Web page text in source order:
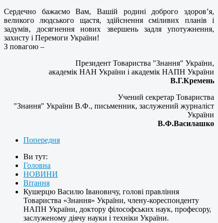
Сердечно бажаємо Вам, Вашій родині доброго здоров’я,
великого людського щастя, здійснення сміливих планів і
задумів, досягнення нових звершень задля употужнення,
захисту і Перемоги України!
З повагою –
Президент Товариства "Знання" України,
академік НАН України і академік НАПН України
В.Г.Кремень
Учений секретар Товариства
"Знання" України В.Ф., письменник, заслужений журналіст
України
В.Ф.Василашко
Попередня
Ви тут:
Головна
НОВИНИ
Вітання
Кушерцю Василю Івановичу, голові правління
Товариства «Знання» України, члену-кореспонденту
НАПН України, доктору філософських наук, професору,
заслуженому діячу науки і техніки України.